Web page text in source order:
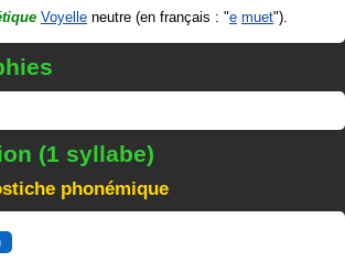
Voyelle neutre (en français : "e muet").
(1 syllabe)
phonémique